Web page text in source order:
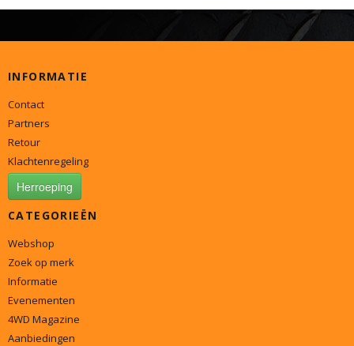
INFORMATIE
Contact
Partners
Retour
Klachtenregeling
Herroeping
CATEGORIEËN
Webshop
Zoek op merk
Informatie
Evenementen
4WD Magazine
Aanbiedingen